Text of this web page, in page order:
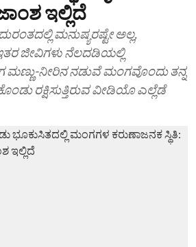
ಇಲ್ಲಿದೆ
ಮನುಷ್ಯರಷ್ಟೇ ಅಲ್ಲ,
ಇತರ ಜೀವಿಗಳು ನೆಲದಡಿಯಲ್ಲಿ
ನೀರಿನ ನಡುವೆ ಮಂಗವೊಂದು ತನ್ನ
ರಕ್ಷಿಸುತ್ತಿರುವ ವೀಡಿಯೊ ಎಲ್ಲೆಡೆ